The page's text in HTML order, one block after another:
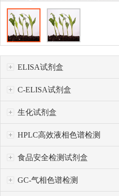
ELISA试剂盒
C-ELISA试剂盒
生化试剂盒
HPLC高效液相色谱检测
食品安全检测试剂盒
GC-气相色谱检测